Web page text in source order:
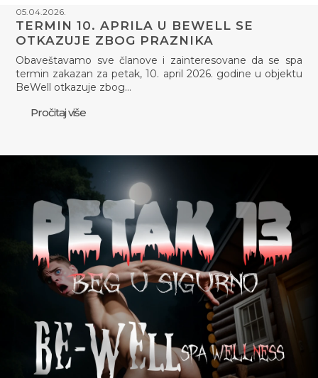
05.04.2026.
TERMIN 10. APRILA U BEWELL SE
OTKAZUJE ZBOG PRAZNIKA
Obaveštavamo sve članove i zainteresovane da se spa
termin zakazan za petak, 10. april 2026. godine u objektu
BeWell otkazuje zbog…
Pročitaj više